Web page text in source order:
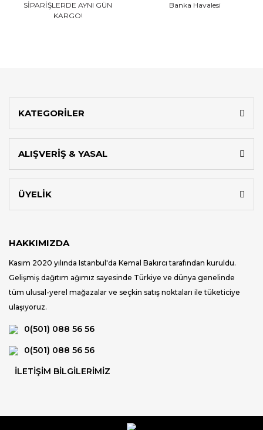
SİPARİŞLERDE AYNI GÜN
KARGO!
Banka Havalesi
KATEGORİLER
ALIŞVERİŞ & YASAL
ÜYELİK
HAKKIMIZDA
Kasım 2020 yılında Istanbul'da Kemal Bakırcı tarafından kuruldu.
Gelişmiş dağıtım ağımız sayesinde Türkiye ve dünya genelinde
tüm ulusal-yerel mağazalar ve seçkin satış noktaları ile tüketiciye
ulaşıyoruz.
0(501) 088 56 56
0(501) 088 56 56
İLETİŞİM BİLGİLERİMİZ